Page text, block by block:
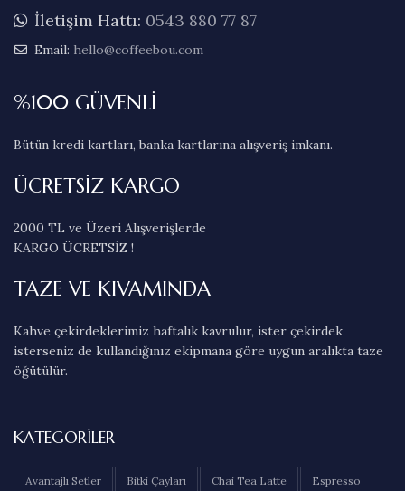
İletişim Hattı: 0543 880 77 87
Email: hello@coffeebou.com
%100 GÜVENLİ
Bütün kredi kartları, banka kartlarına alışveriş imkanı.
ÜCRETSİZ KARGO
2000 TL ve Üzeri Alışverişlerde
KARGO ÜCRETSİZ !
TAZE VE KIVAMINDA
Kahve çekirdeklerimiz haftalık kavrulur, ister çekirdek
isterseniz de kullandığınız ekipmana göre uygun aralıkta taze
öğütülür.
KATEGORILER
Avantajlı Setler Bitki Çayları Chai Tea Latte Espresso